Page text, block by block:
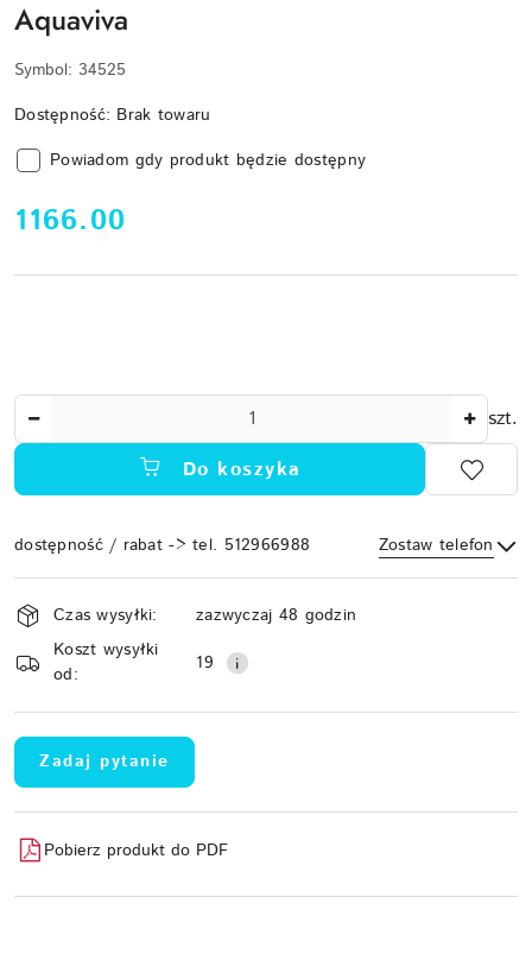
Aquaviva
Symbol: 34525
Dostępność: Brak towaru
Powiadom gdy produkt będzie dostępny
cena:
1166.00
szt.
Do koszyka
dostępność / rabat -> tel. 512966988 Zostaw telefon
Wyślij
Dostępność
i
dostawa
Czas wysyłki:
zazwyczaj 48 godzin
Koszt wysyłki
od:
19
Zadaj pytanie
Pobierz produkt do PDF